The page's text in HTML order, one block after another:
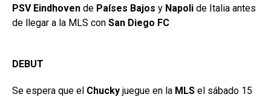
PSV Eindhoven de Países Bajos y Napoli de Italia antes
de llegar a la MLS con San Diego FC
DEBUT
Se espera que el Chucky juegue en la MLS el sábado 15